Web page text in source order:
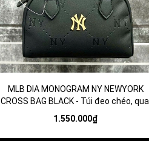
MLB DIA MONOGRAM NY NEWYORK
CROSS BAG BLACK - Túi đeo chéo, quai
xách, màu đen
1.550.000₫